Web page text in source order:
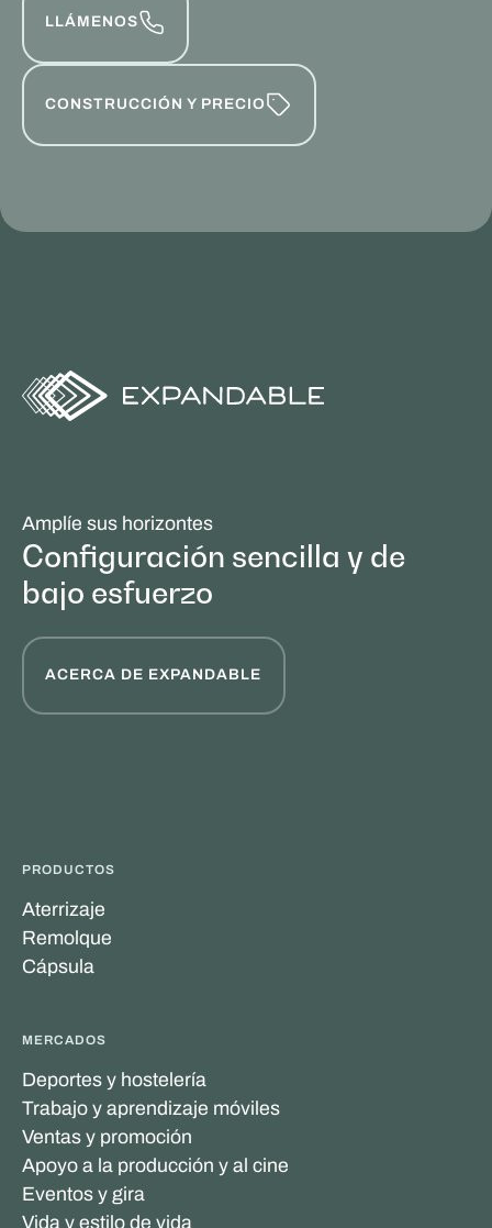
LLÁMENOS
CONSTRUCCIÓN Y PRECIO
Amplíe sus horizontes
Configuración sencilla y de
bajo esfuerzo
ACERCA DE EXPANDABLE
PRODUCTOS
Aterrizaje
Remolque
Cápsula
MERCADOS
Deportes y hostelería
Trabajo y aprendizaje móviles
Ventas y promoción
Apoyo a la producción y al cine
Eventos y gira
Vida y estilo de vida